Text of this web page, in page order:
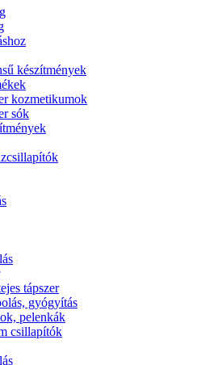
készítmények
kozmetikumok
sók
tápszer
gyógyítás
pelenkák
csillapítók